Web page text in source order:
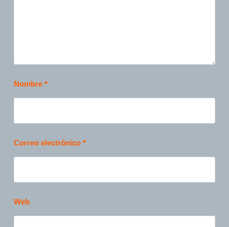
Nombre *
Correo electrónico *
Web